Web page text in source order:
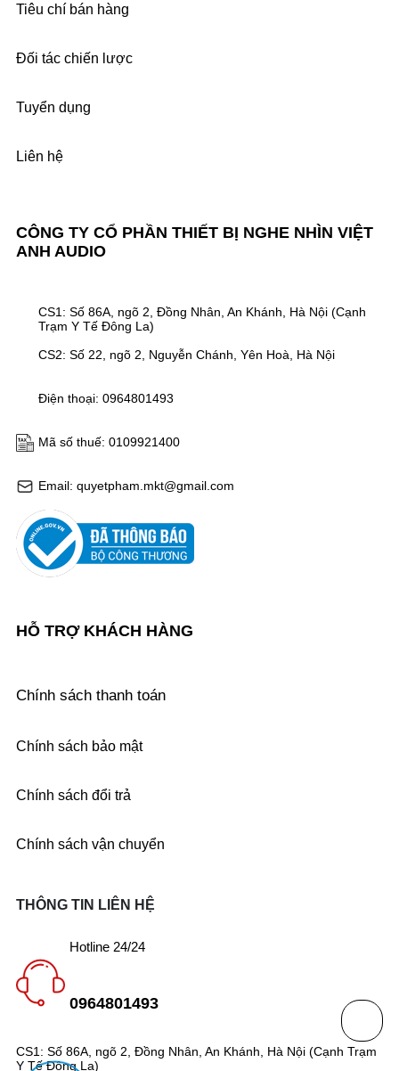
CÔNG TY CỔ PHẦN THIẾT BỊ NGHE NHÌN VIỆT
ANH AUDIO
Email: quyetpham.mkt@gmail.com
Mã số thuế: 0109921400
Điện thoại: 0964801493
CS1: Số 86A, ngõ 2, Đồng Nhân, An Khánh, Hà Nội (Cạnh
Trạm Y Tế Đông La)
CS2: Số 22, ngõ 2, Nguyễn Chánh, Yên Hoà, Hà Nội
Tiêu chí bán hàng
Đối tác chiến lược
Tuyển dụng
Liên hệ
HỖ TRỢ KHÁCH HÀNG
Chính sách thanh toán
Chính sách bảo mật
Chính sách đổi trả
Chính sách vận chuyển
CS1: Số 86A, ngõ 2, Đồng Nhân, An Khánh, Hà Nội (Cạnh Trạm
Y Tế Đông La)
THÔNG TIN LIÊN HỆ
Hotline 24/24
0964801493